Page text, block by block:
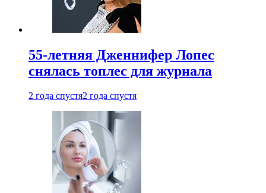
55-летняя Дженнифер Лопес
снялась топлес для журнала
2 года спустя2 года спустя